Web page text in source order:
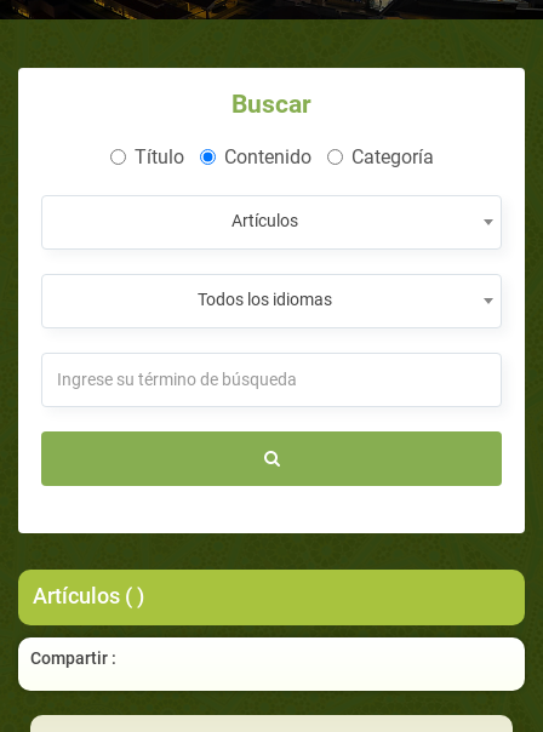
Buscar
Título Contenido Categoría
Artículos
Todos los idiomas
Artículos ( )
Compartir :